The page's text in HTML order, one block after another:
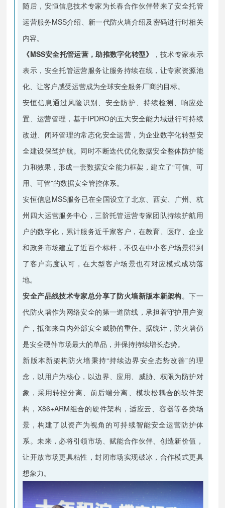
随后，安恒信息技术专家为长春合作伙伴带来了安全托管
运营服务MSS介绍、新一代防火墙介绍及密码进行时相关
内容。
《MSS安全托管运营，助推数字化转型》
，技术专家表示
表示，安全托管运营服务让服务持续在线，让专家资源池
化、让客户感受运营成为全球安全服务厂商的目标。
安恒信息通过风险识别、安全防护、持续检测、响应处
置、运营管理，基于IPDRO的五大安全能力域进行可持续
改进、闭环管理的常态化安全运营，为企业数字化转型安
全建设保驾护航。同时不断迭代优化数据安全整体防护能
力和效果，形成一套数据安全能力框架，建立了“可信、可
用、可管”的数据安全管控体系。
安恒信息MSS服务已在全国设立了北京、西安、广州、杭
州四大运营服务中心，三阶托管运营专家团队持续护航用
户的数字化，累计服务近千家客户，在教育、医疗、企业
和政务市场建立了近百个标杆，不仅在中小客户场景得到
了客户高度认可，在大型客户场景也有对应模式成功落
地。
安全产品线技术专家总分享了防火墙新版本新架构。下一
代防火墙作为网络安全的第一道防线，承担着守护用户资
产，抵御来自内外部安全威胁的重任。据统计，防火墙仍
是安全硬件市场最大的单品，并保持持续增长态势。
新版本新架构防火墙秉持“持续边界安全态势改善”的理
念，以用户为核心，以边界、应用、威胁、权限为防护对
象，采用转控分离、前后端分离、模块松耦合的软件架
构，X86+ARM组合的硬件架构，适应云、容器等各类场
景，构建了以资产为视角的可持续智能安全运营防护体
系。未来，必将引领市场、赋能合作伙伴、创造新价值，
让开放市场更具粘性，封闭市场实现破冰，合作模式更具
想象力。